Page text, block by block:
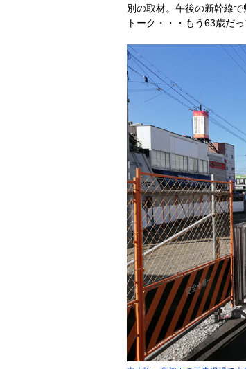
別の取材。午後の新幹線
トーク・・・もう63歳だ